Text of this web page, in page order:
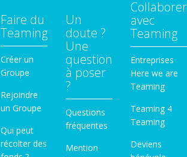
Faire du
Teaming
Créer un
Groupe
Rejoindre
un Groupe
Qui peut
récolter des
Un
doute ?
Une
question
à poser
?
Questions
fréquentes
Mention
Collaborer
avec
Teaming
Entreprises
Here we are
Teaming
Teaming 4
Teaming
Deviens